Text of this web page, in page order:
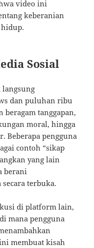
video ini
keberanian
Sosial
langsung
dan puluhan ribu
tanggapan,
moral, hingga
Beberapa pengguna
contoh “sikap
yang lain
berani
terbuka.
di platform lain,
mana pengguna
membuat kisah